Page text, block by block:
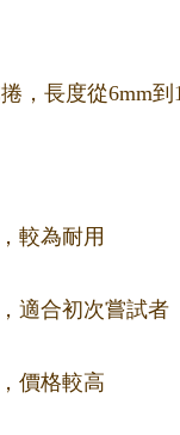
，長度從6mm
較為耐用
適合初次嘗試者
價格較高